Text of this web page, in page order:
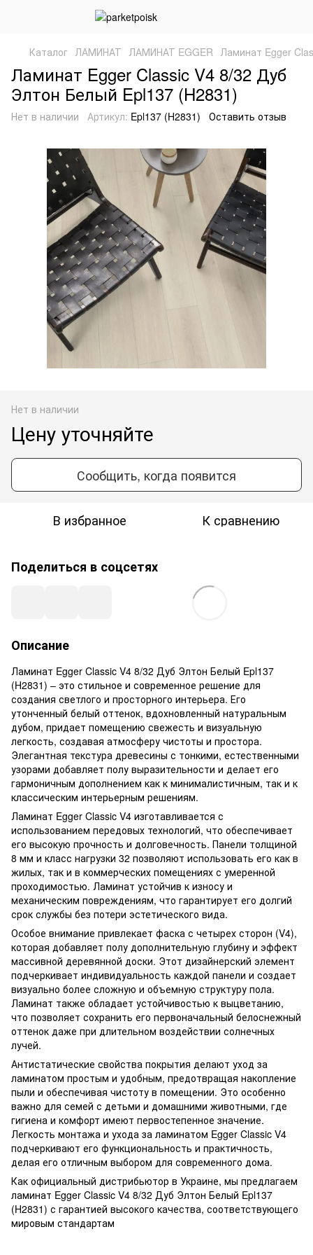
Каталог ЛАМИНАТ ЛАМИНАТ EGGER Ламинат Egger
Ламинат Egger Classic V4 8/32 Дуб
Элтон Белый Epl137 (H2831)
Нет в наличии Артикул: Epl137 (H2831) Оставить отзыв
Нет в наличии
Цену уточняйте
Сообщить, когда появится
В избранное К сравнению
Поделиться в соцсетях
Описание
Ламинат Egger Classic V4 8/32 Дуб Элтон Белый Epl137
(H2831) – это стильное и современное решение для
создания светлого и просторного интерьера. Его
утонченный белый оттенок, вдохновленный натуральным
дубом, придает помещению свежесть и визуальную
легкость, создавая атмосферу чистоты и простора.
Элегантная текстура древесины с тонкими, естественными
узорами добавляет полу выразительности и делает его
гармоничным дополнением как к минималистичным, так и к
классическим интерьерным решениям.
Ламинат Egger Classic V4 изготавливается с
использованием передовых технологий, что обеспечивает
его высокую прочность и долговечность. Панели толщиной
8 мм и класс нагрузки 32 позволяют использовать его как в
жилых, так и в коммерческих помещениях с умеренной
проходимостью. Ламинат устойчив к износу и
механическим повреждениям, что гарантирует его долгий
срок службы без потери эстетического вида.
Особое внимание привлекает фаска с четырех сторон (V4),
которая добавляет полу дополнительную глубину и эффект
массивной деревянной доски. Этот дизайнерский элемент
подчеркивает индивидуальность каждой панели и создает
визуально более сложную и объемную структуру пола.
Ламинат также обладает устойчивостью к выцветанию,
что позволяет сохранить его первоначальный белоснежный
оттенок даже при длительном воздействии солнечных
лучей.
Антистатические свойства покрытия делают уход за
ламинатом простым и удобным, предотвращая накопление
пыли и обеспечивая чистоту в помещении. Это особенно
важно для семей с детьми и домашними животными, где
гигиена и комфорт имеют первостепенное значение.
Легкость монтажа и ухода за ламинатом Egger Classic V4
подчеркивают его функциональность и практичность,
делая его отличным выбором для современного дома.
Как официальный дистрибьютор в Украине, мы предлагаем
ламинат Egger Classic V4 8/32 Дуб Элтон Белый Epl137
(H2831) с гарантией высокого качества, соответствующего
мировым стандартам